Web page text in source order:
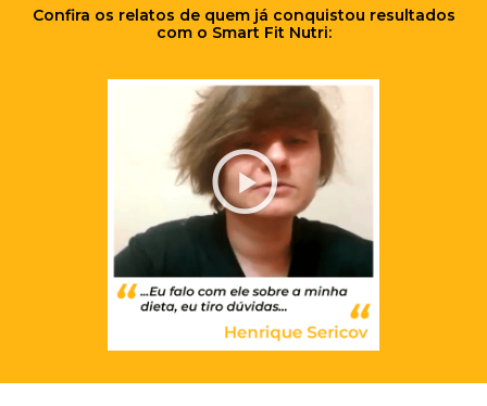
Confira os relatos de quem já conquistou resultados
com o Smart Fit Nutri: